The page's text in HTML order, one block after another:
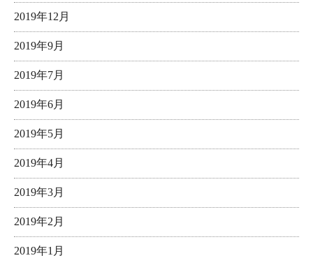
2019年12月
2019年9月
2019年7月
2019年6月
2019年5月
2019年4月
2019年3月
2019年2月
2019年1月